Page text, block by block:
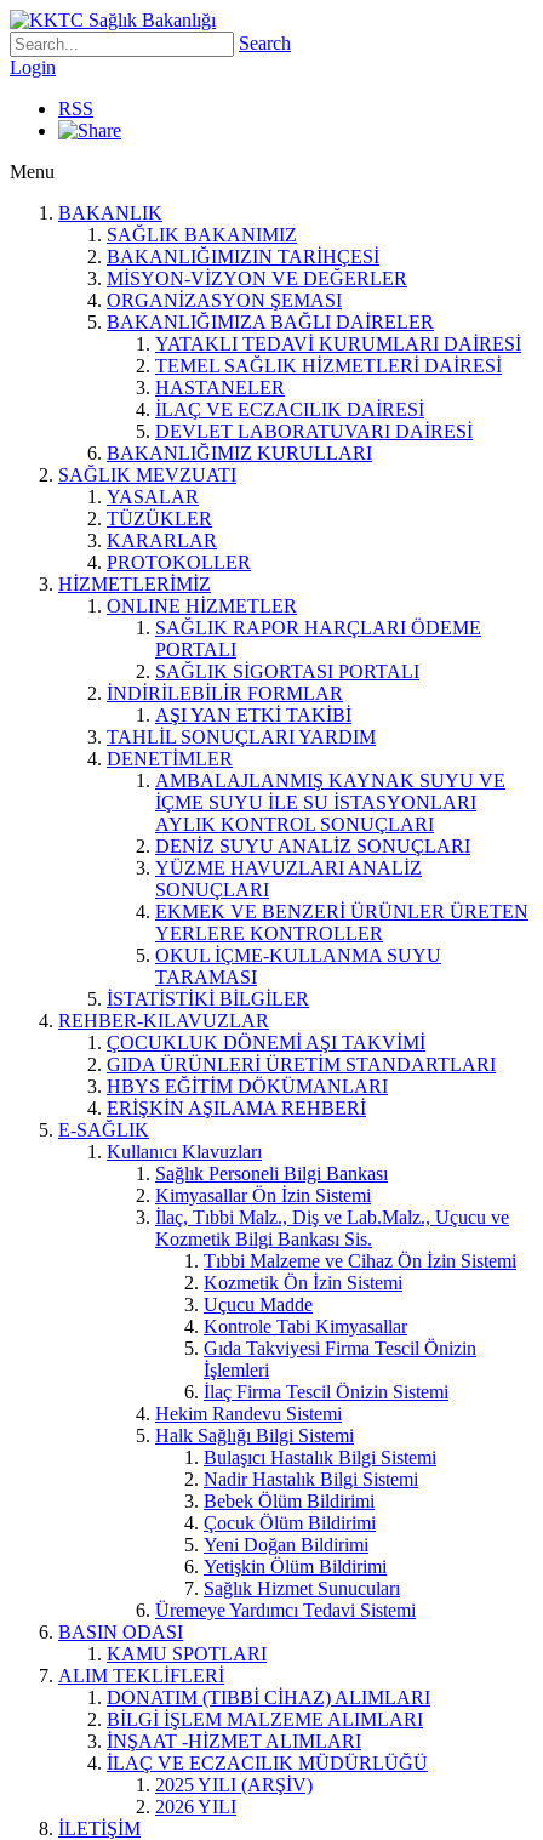
Search
Login
RSS
Menu
BAKANLIK
SAĞLIK BAKANIMIZ
BAKANLIĞIMIZIN TARİHÇESİ
MİSYON-VİZYON VE DEĞERLER
ORGANİZASYON ŞEMASI
BAKANLIĞIMIZA BAĞLI DAİRELER
YATAKLI TEDAVİ KURUMLARI DAİRESİ
TEMEL SAĞLIK HİZMETLERİ DAİRESİ
HASTANELER
İLAÇ VE ECZACILIK DAİRESİ
DEVLET LABORATUVARI DAİRESİ
BAKANLIĞIMIZ KURULLARI
SAĞLIK MEVZUATI
YASALAR
TÜZÜKLER
KARARLAR
PROTOKOLLER
HİZMETLERİMİZ
ONLINE HİZMETLER
SAĞLIK RAPOR HARÇLARI ÖDEME
PORTALI
SAĞLIK SİGORTASI PORTALI
İNDİRİLEBİLİR FORMLAR
AŞI YAN ETKİ TAKİBİ
TAHLİL SONUÇLARI YARDIM
DENETİMLER
AMBALAJLANMIŞ KAYNAK SUYU VE
İÇME SUYU İLE SU İSTASYONLARI
AYLIK KONTROL SONUÇLARI
DENİZ SUYU ANALİZ SONUÇLARI
YÜZME HAVUZLARI ANALİZ
SONUÇLARI
EKMEK VE BENZERİ ÜRÜNLER ÜRETEN
YERLERE KONTROLLER
OKUL İÇME-KULLANMA SUYU
TARAMASI
İSTATİSTİKİ BİLGİLER
REHBER-KILAVUZLAR
ÇOCUKLUK DÖNEMİ AŞI TAKVİMİ
GIDA ÜRÜNLERİ ÜRETİM STANDARTLARI
HBYS EĞİTİM DÖKÜMANLARI
ERİŞKİN AŞILAMA REHBERİ
E-SAĞLIK
Kullanıcı Klavuzları
Sağlık Personeli Bilgi Bankası
Kimyasallar Ön İzin Sistemi
İlaç, Tıbbi Malz., Diş ve Lab.Malz., Uçucu ve
Kozmetik Bilgi Bankası Sis.
Tıbbi Malzeme ve Cihaz Ön İzin Sistemi
Kozmetik Ön İzin Sistemi
Uçucu Madde
Kontrole Tabi Kimyasallar
Gıda Takviyesi Firma Tescil Önizin
İşlemleri
İlaç Firma Tescil Önizin Sistemi
Hekim Randevu Sistemi
Halk Sağlığı Bilgi Sistemi
Bulaşıcı Hastalık Bilgi Sistemi
Nadir Hastalık Bilgi Sistemi
Bebek Ölüm Bildirimi
Çocuk Ölüm Bildirimi
Yeni Doğan Bildirimi
Yetişkin Ölüm Bildirimi
Sağlık Hizmet Sunucuları
Üremeye Yardımcı Tedavi Sistemi
BASIN ODASI
KAMU SPOTLARI
ALIM TEKLİFLERİ
DONATIM (TIBBİ CİHAZ) ALIMLARI
BİLGİ İŞLEM MALZEME ALIMLARI
İNŞAAT -HİZMET ALIMLARI
İLAÇ VE ECZACILIK MÜDÜRLÜĞÜ
2025 YILI (ARŞİV)
2026 YILI
İLETİŞİM